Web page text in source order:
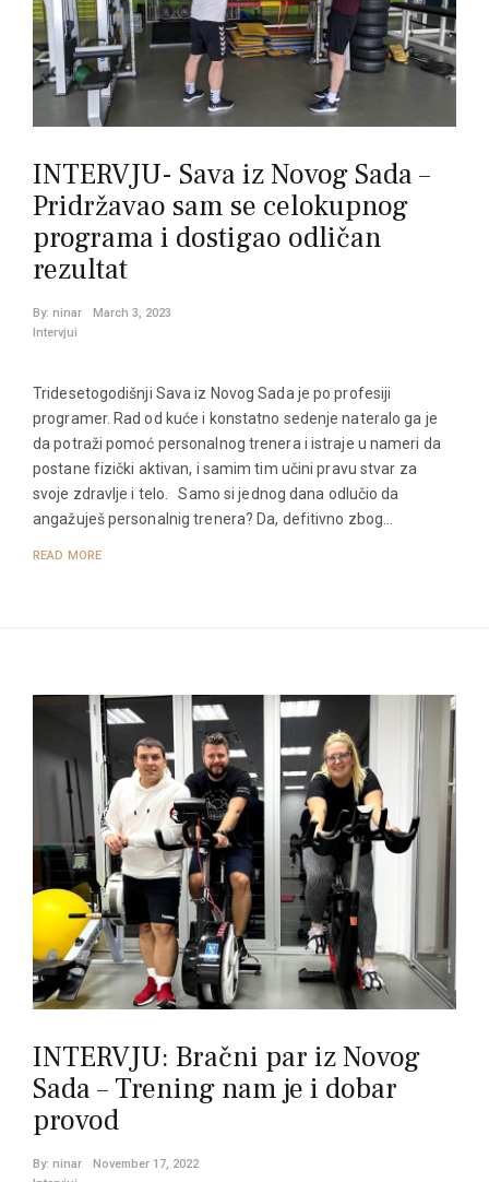
INTERVJU- Sava iz Novog Sada –
Pridržavao sam se celokupnog
programa i dostigao odličan
rezultat
By: ninar
March 3, 2023
Intervjui
Tridesetogodišnji Sava iz Novog Sada je po profesiji
programer. Rad od kuće i konstatno sedenje nateralo ga je
da potraži pomoć personalnog trenera i istraje u nameri da
postane fizički aktivan, i samim tim učini pravu stvar za
svoje zdravlje i telo. Samo si jednog dana odlučio da
angažuješ personalnig trenera? Da, defitivno zbog…
READ MORE
INTERVJU: Bračni par iz Novog
Sada – Trening nam je i dobar
provod
By: ninar
November 17, 2022